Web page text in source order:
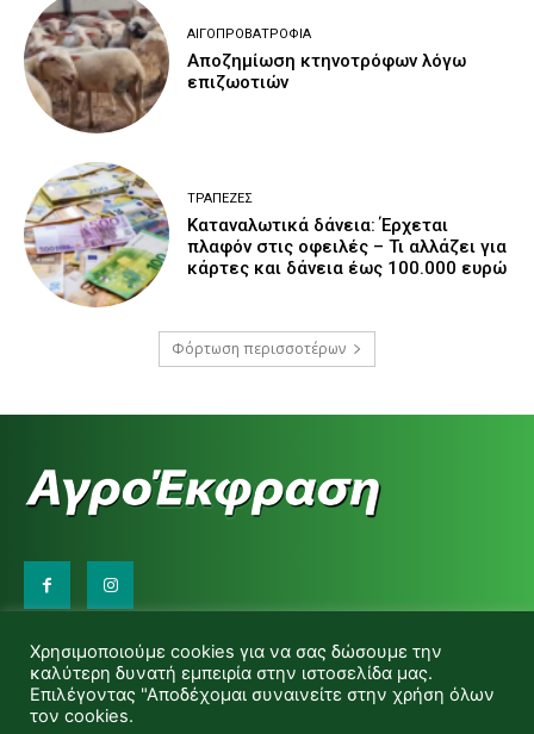
ΑΙΓΟΠΡΟΒΑΤΡΟΦΊΑ
Αποζημίωση κτηνοτρόφων λόγω
επιζωοτιών
ΤΡΆΠΕΖΕΣ
Καταναλωτικά δάνεια: Έρχεται
πλαφόν στις οφειλές – Τι αλλάζει για
κάρτες και δάνεια έως 100.000 ευρώ
Φόρτωση περισσοτέρων
d.makas@yahoo.gr
info@agrofitro.gr
Μακάς Ντίνος
Χρησιμοποιούμε cookies για να σας δώσουμε την
καλύτερη δυνατή εμπειρία στην ιστοσελίδα μας.
Επιλέγοντας "Αποδέχομαι συναινείτε στην χρήση όλων
τον cookies.